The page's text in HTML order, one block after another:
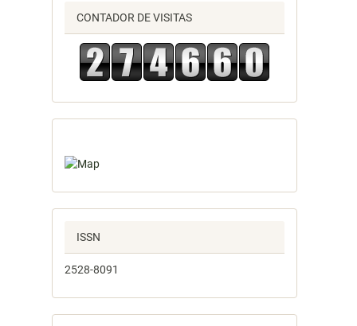
CONTADOR DE VISITAS
ISSN
2528-8091